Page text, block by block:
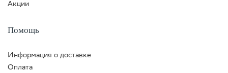
Акции
Помощь
Информация о доставке
Оплата